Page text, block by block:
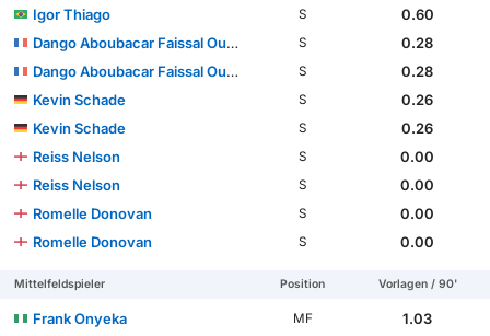
Igor Thiago
S
0.60
Dango Aboubacar Faissal Ouattara
S
0.28
Dango Aboubacar Faissal Ouattara
S
0.28
Kevin Schade
S
0.26
Kevin Schade
S
0.26
Reiss Nelson
S
0.00
Reiss Nelson
S
0.00
Romelle Donovan
S
0.00
Romelle Donovan
S 0.00
Mittelfeldspieler Position Vorlagen / 90'
Frank Onyeka MF
1.03